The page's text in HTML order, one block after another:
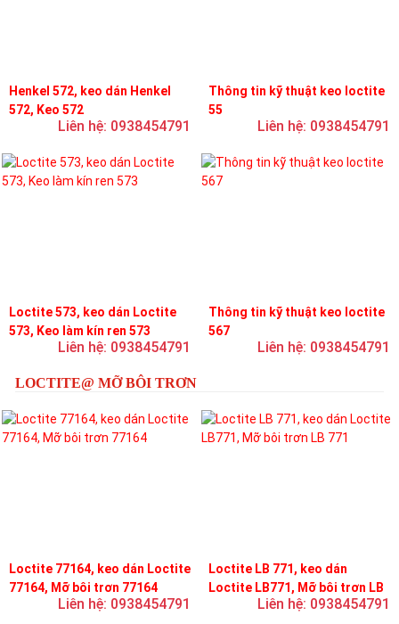
Henkel 572, keo dán Henkel
572, Keo 572
Liên hệ: 0938454791
Thông tin kỹ thuật keo loctite
55
Liên hệ: 0938454791
Loctite 573, keo dán Loctite
573, Keo làm kín ren 573
Liên hệ: 0938454791
Thông tin kỹ thuật keo loctite
567
Liên hệ: 0938454791
LOCTITE@ MỠ BÔI TRƠN
Loctite 77164, keo dán Loctite
77164, Mỡ bôi trơn 77164
Liên hệ: 0938454791
Loctite LB 771, keo dán
Loctite LB771, Mỡ bôi trơn LB
Liên hệ: 0938454791